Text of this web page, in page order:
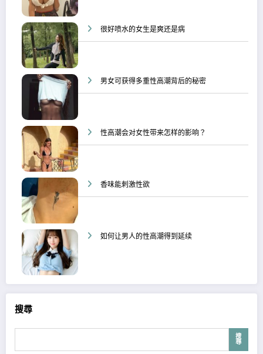
很好喷水的女生是爽还是病
男女可获得多重性高潮背后的秘密
性高潮会对女性带来怎样的影响？
香味能刺激性欲
如何让男人的性高潮得到延续
搜尋
搜
尋